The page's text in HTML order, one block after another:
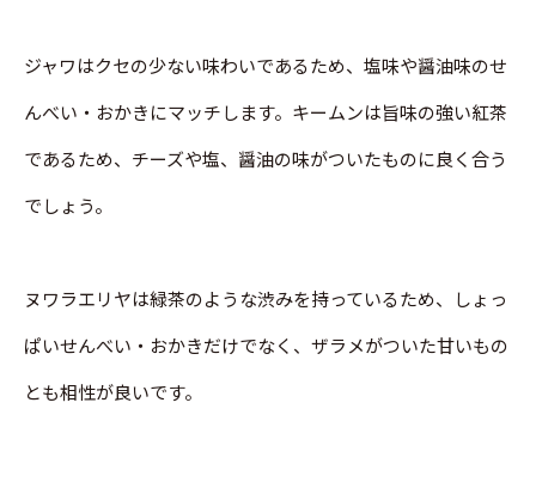
ジャワはクセの少ない味わいであるため、塩味や醤油味のせ
んべい・おかきにマッチします。キームンは旨味の強い紅茶
であるため、チーズや塩、醤油の味がついたものに良く合う
でしょう。
ヌワラエリヤは緑茶のような渋みを持っているため、しょっ
ぱいせんべい・おかきだけでなく、ザラメがついた甘いもの
とも相性が良いです。